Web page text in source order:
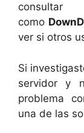
como
ver si otros
Si
servidor y
problema
una de las